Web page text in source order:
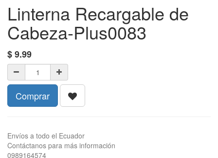
Linterna Recargable de
Cabeza-Plus0083
$9.99
Comprar
Envíos a todo el Ecuador
Contáctanos para más información
0989164574